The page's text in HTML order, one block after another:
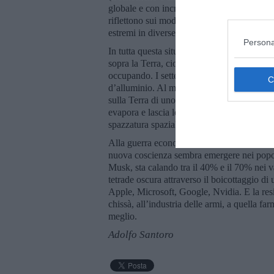
globale e con incrementi fino a 20°C
riflettono sui modelli climatici a latitudini
estremi in diverse parti del mondo.
In tutta questa situazione il compare di
sopra la Terra, cioè di qualcosa che
occupando. I settemila satelliti Starlink, di
d’alluminio. Al momento del lancio di
sulla Terra di uno Starlink (ne rientrano
evapora e lascia le scorie nello spazio. E
spazzatura spaziale.
Alla guerra economica inaugurata da
nuova coscienza sembra emergere nei
Musk, sta calando tra il 40% e il 70% nei
tetrade oscura attraverso il boicottaggio
Apple, Microsoft, Google, Nvidia. E la
chissà, all’industria delle armi, a quella
meglio.
Adolfo Santoro